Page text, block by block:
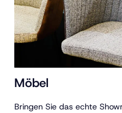
Möbel
Bringen Sie das echte